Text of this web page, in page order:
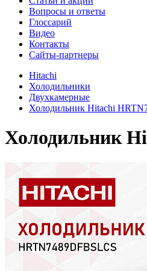
Вопросы и ответы
Глоссарий
Видео
Контакты
Сайты-партнеры
Hitachi
Холодильники
Двухкамерные
Холодильник Hitachi
Холодильник